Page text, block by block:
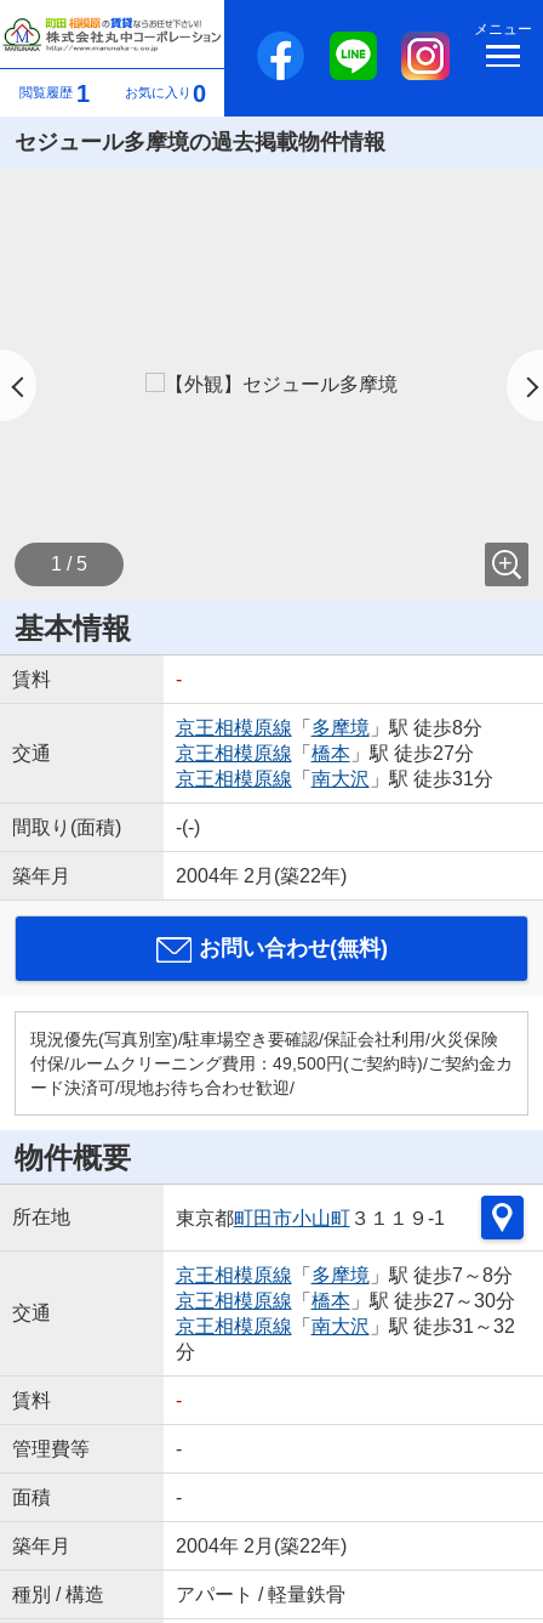
閲覧履歴 1 お気に入り 0
メニュー
セジュール多摩境の過去掲載物件情報
1 / 5
基本情報
賃料 -
交通
京王相模原線 「 多摩境 」駅 徒歩8分
京王相模原線 「 橋本」駅 徒歩27分
京王相模原線 「 南大沢 」駅 徒歩31分
間取り(面積) -(-)
築年月 2004年 2月(築22年)
お問い合わせ(無料)
現況優先(写真別室)/駐車場空き要確認/保証会社利用/火災保険
付保/ルームクリーニング費用：49,500円(ご契約時)/ご契約金カ
ード決済可/現地お待ち合わせ歓迎/
物件概要
所在地 東京都町田市小山町３１１９-1
交通
京王相模原線 「 多摩境 」駅 徒歩7～8分
京王相模原線 「 橋本」駅 徒歩27～30分
京王相模原線 「 南大沢 」駅 徒歩31～32
分
賃料 -
管理費等 -
面積 -
築年月 2004年 2月(築22年)
種別 / 構造 アパート / 軽量鉄骨